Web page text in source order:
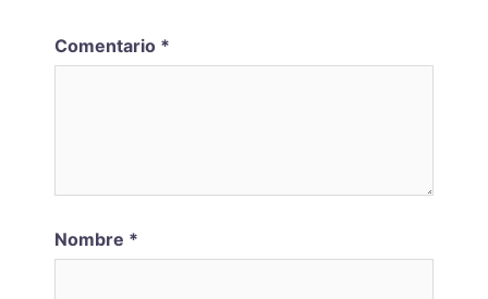
Comentario *
Nombre *